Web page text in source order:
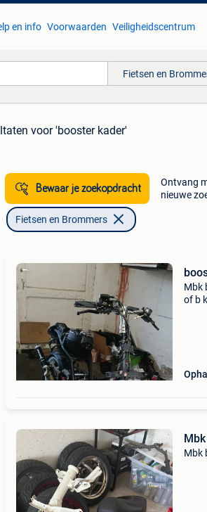
en info Voorwaarden Veiligheidscentrum
Fietsen en
voor 'booster kader'
Bewaar je zoekopdracht
Ontvang
nieuwe
Fietsen en Brommers
Mbk
of b
Mbk